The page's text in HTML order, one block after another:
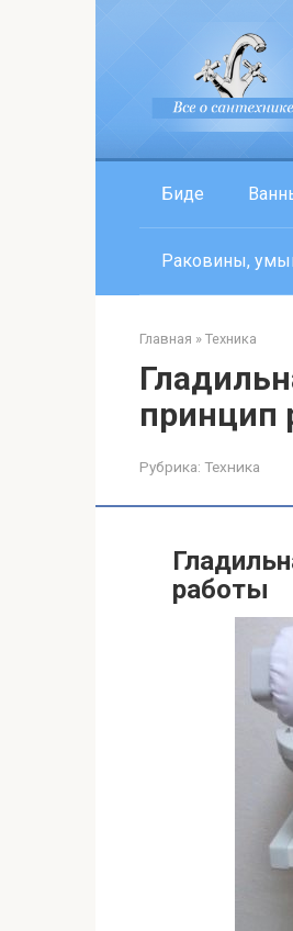
Биде
Раковины,
Главная » Техника
принцип
Рубрика: Техника
работы